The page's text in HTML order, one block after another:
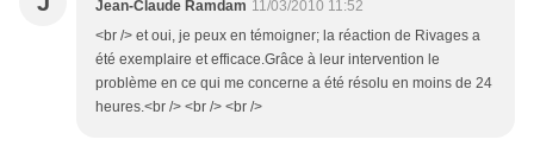
Jean-Claude Ramdam 11/03/2010 11:52
<br /> et oui, je peux en témoigner; la réaction de Rivages a
été exemplaire et efficace.Grâce à leur intervention le
problème en ce qui me concerne a été résolu en moins de 24
heures.<br /> <br /> <br />